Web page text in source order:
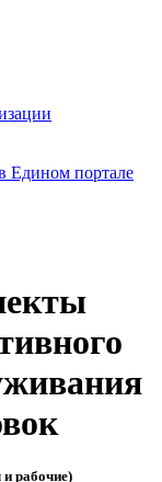
Едином портале
рабочие)